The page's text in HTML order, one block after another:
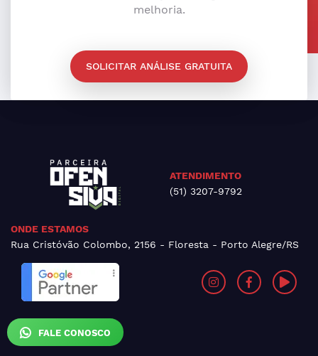
FALE CONOSCO
melhoria.
SOLICITAR ANÁLISE GRATUITA
ATENDIMENTO
(51) 3207-9792
ONDE ESTAMOS
Rua Cristóvão Colombo, 2156 - Floresta - Porto Alegre/RS